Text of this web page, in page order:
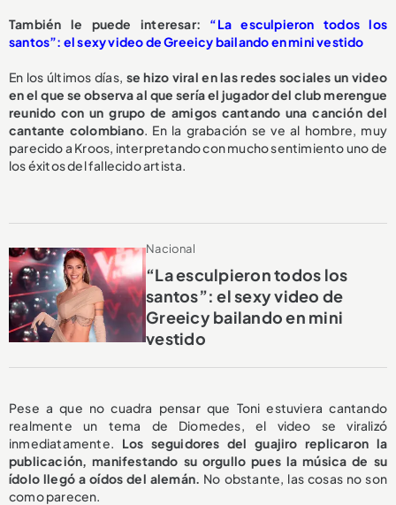
También le puede interesar: “La esculpieron todos los
santos”: el sexy video de Greeicy bailando en mini vestido
En los últimos días, se hizo viral en las redes sociales un video
en el que se observa al que sería el jugador del club merengue
reunido con un grupo de amigos cantando una canción del
cantante colombiano. En la grabación se ve al hombre, muy
parecido a Kroos, interpretando con mucho sentimiento uno de
los éxitos del fallecido artista.
Nacional
“La esculpieron todos los
santos”: el sexy video de
Greeicy bailando en mini
vestido
Pese a que no cuadra pensar que Toni estuviera cantando
realmente un tema de Diomedes, el video se viralizó
inmediatamente. Los seguidores del guajiro replicaron la
publicación, manifestando su orgullo pues la música de su
ídolo llegó a oídos del alemán. No obstante, las cosas no son
como parecen.